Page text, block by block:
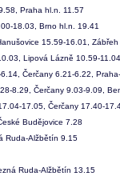
Praha hl.n. 11.57
18.03, Brno hl.n. 19.41
15.59-16.01,
Lipová Lázně 10.59-
Čerčany 6.21-6.22,
8.29, Čerčany 9.03-9.09,
17.05, Čerčany 17.40-
Budějovice 7.28
Ruda-Alžbětín 9.15
Ruda-Alžbětín 13.15